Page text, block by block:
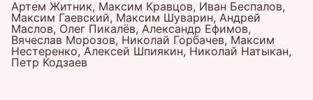
Артем Житник, Максим Кравцов, Иван Беспалов,
Максим Гаевский, Максим Шуварин, Андрей
Маслов, Олег Пикалёв, Александр Ефимов,
Вячеслав Морозов, Николай Горбачев, Максим
Нестеренко, Алексей Шпиякин, Николай Натыкан,
Петр Кодзаев